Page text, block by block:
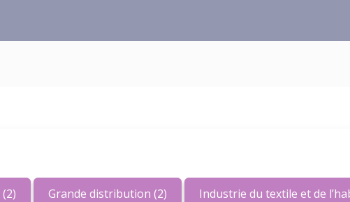
(2) Grande distribution (2) Industrie du textile et de